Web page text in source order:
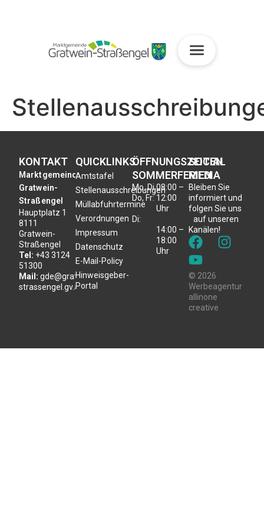
KONTAKT
Marktgemeinde
Gratwein-
Straßengel
Hauptplatz 1
8111
Gratwein-
Straßengel
Tel: +43 3124
51300
Mail: gde@gratwein-
strassengel.gv.at
QUICKLINKS
Amtstafel
Stellenausschreibungen
Müllabfuhrtermine
Verordnungen
Impressum
Datenschutz
E-Mail-Policy
Hinweisgeber-
Portal
ÖFFNUNGSZEITEN
SOMMERFERIEN
Mo, Di,
Do, Fr:
Di:
08:00 –
12:00
Uhr
14:00 –
18:00
Uhr
SOCIAL
MEDIA
Bleiben Sie
informiert und
folgen Sie uns
auf unseren
Kanälen!
© 2026
Werbeagentur
allinone
creative